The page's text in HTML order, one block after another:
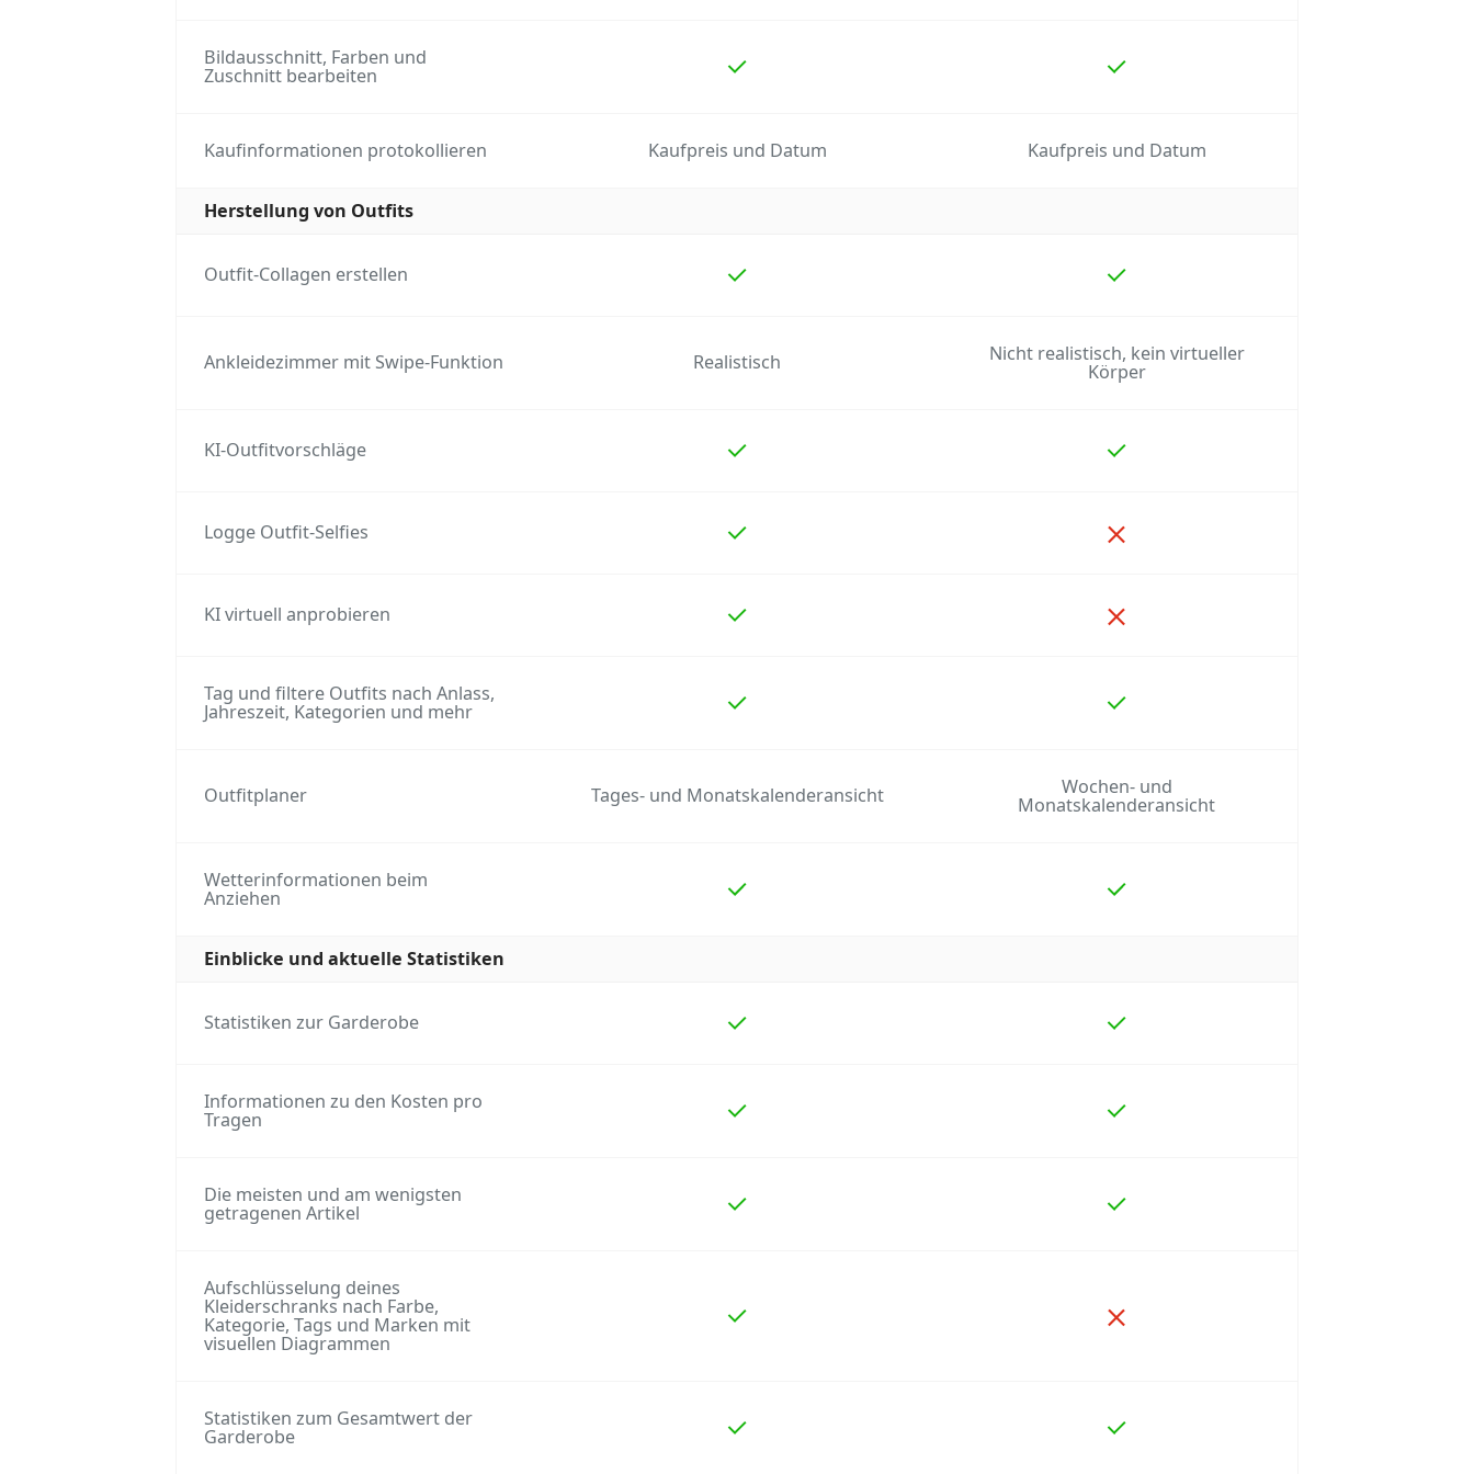
Bildausschnitt, Farben und
Zuschnitt bearbeiten
Kaufinformationen protokollieren Kaufpreis und Datum Kaufpreis und Datum
Herstellung von Outfits
Outfit-Collagen erstellen
Ankleidezimmer mit Swipe-Funktion Realistisch Nicht realistisch, kein virtueller
Körper
KI-Outfitvorschläge
Logge Outfit-Selfies
KI virtuell anprobieren
Tag und filtere Outfits nach Anlass,
Jahreszeit, Kategorien und mehr
Outfitplaner Tages- und Monatskalenderansicht Wochen- und
Monatskalenderansicht
Wetterinformationen beim
Anziehen
Einblicke und aktuelle Statistiken
Statistiken zur Garderobe
Informationen zu den Kosten pro
Tragen
Die meisten und am wenigsten
getragenen Artikel
Aufschlüsselung deines
Kleiderschranks nach Farbe,
Kategorie, Tags und Marken mit
visuellen Diagrammen
Statistiken zum Gesamtwert der
Garderobe